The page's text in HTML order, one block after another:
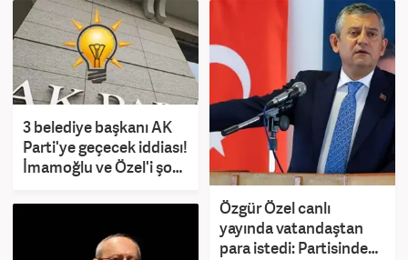
3 belediye başkanı AK
Parti'ye geçecek iddiası!
İmamoğlu ve Özel'i şoke
Özgür Özel canlı
yayında vatandaştan
para istedi: Partisinden